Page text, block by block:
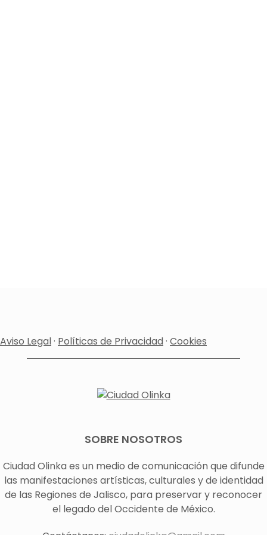
Aviso Legal· Políticas de Privacidad· Cookies
SOBRE NOSOTROS
Ciudad Olinka es un medio de comunicación que difunde
las manifestaciones artísticas, culturales y de identidad
de las Regiones de Jalisco, para preservar y reconocer
el legado del Occidente de México.